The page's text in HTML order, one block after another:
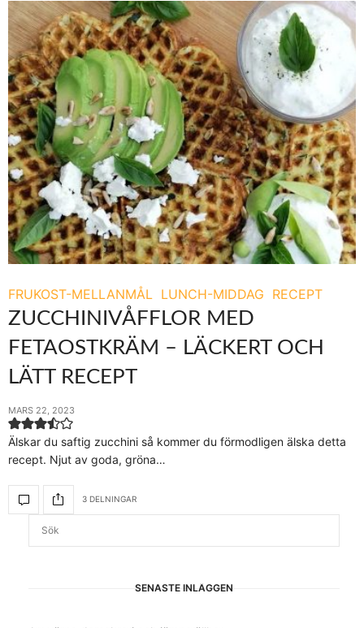
FRUKOST-MELLANMÅL LUNCH-MIDDAG RECEPT
ZUCCHINIVÅFFLOR MED
FETAOSTKRÄM – LÄCKERT OCH
LÄTT RECEPT
MARS 22, 2023
Älskar du saftig zucchini så kommer du förmodligen älska detta
recept. Njut av goda, gröna…
3 DELNINGAR
SENASTE INLÄGGEN